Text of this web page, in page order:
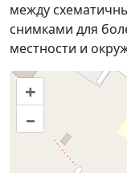
между
снимками для
местности и
+
–